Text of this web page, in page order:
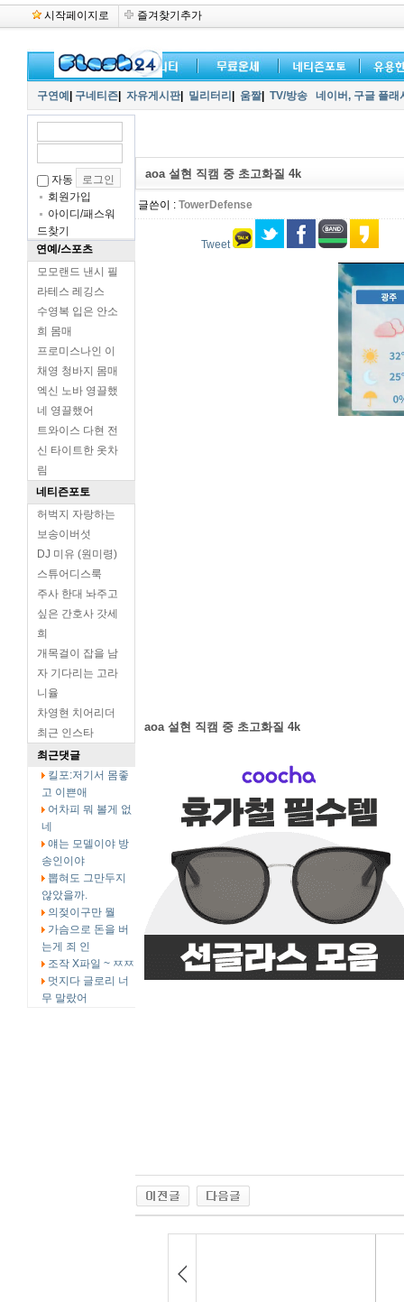
시작페이지로 즐겨찾기추가
구연예 구네티즌 자유게시판| 밀리터리 움짤| TV/방송 네이버, 구글 플
자동
회원가입
아이디/패스워
드찾기
연예/스포츠
모모랜드 낸시 필
라테스 레깅스
수영복 입은 안소
희 몸매
프로미스나인 이
채영 청바지 몸매
엑신 노바 영끌했
네 영끌했어
트와이스 다현 전
신 타이트한 옷차
림
네티즌포토
허벅지 자랑하는
보송이버섯
DJ 미유 (원미령)
스튜어디스룩
주사 한대 놔주고
싶은 간호사 갓세
희
개목걸이 잡을 남
자 기다리는 고라
니율
차영현 치어리더
최근 인스타
최근댓글
킬포:저기서 몸좋
고 이쁜애
어차피 뭐 볼게 없
네
얘는 모델이야 방
송인이야
뽑혀도 그만두지
않았을까.
의젖이구만 뭘
가슴으로 돈을 버
는게 죄 인
조작 X파일 ~ ㅉㅉ
멋지다 글로리 너
무 말랐어
aoa 설현 직캠 중 초고화질 4k
글쓴이 : TowerDefense
Tweet
aoa 설현 직캠 중 초고화질 4k